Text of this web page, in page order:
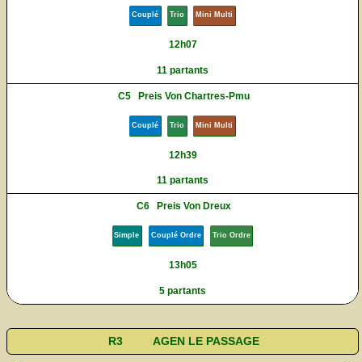
Couplé Trio Mini Multi
12h07
11 partants
C5 Preis Von Chartres-Pmu
Couplé Trio Mini Multi
12h39
11 partants
C6 Preis Von Dreux
Simple Couplé Ordre Trio Ordre
13h05
5 partants
R3 AGEN LE PASSAGE